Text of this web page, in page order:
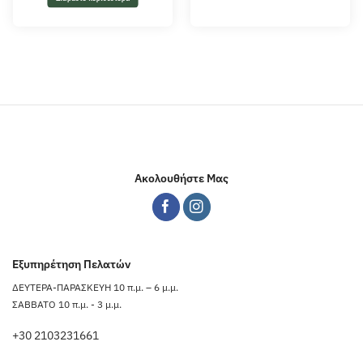
Ακολουθήστε Μας
Εξυπηρέτηση Πελατών
ΔΕΥΤΕΡΑ-ΠΑΡΑΣΚΕΥΗ 10 π.μ. – 6 μ.μ.
ΣΑΒΒΑΤΟ 10 π.μ. - 3 μ.μ.
+30 2103231661